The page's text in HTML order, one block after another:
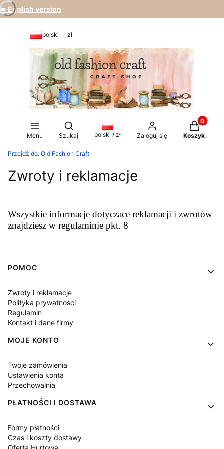
➡️ English version
polski zł
Menu
Otwórz wyszukiwarkę
Szukaj polski / zł Zaloguj się
Produkty
Koszyk
Przejdź do: Old Fashion Craft
Zwroty i reklamacje
Wszystkie informacje dotyczace reklamacji i zwrotów
znajdziesz w regulaminie pkt. 8
Linki w stopce
POMOC
Zwroty i reklamacje
Polityka prywatności
Regulamin
Kontakt i dane firmy
MOJE KONTO
Twoje zamówienia
Ustawienia konta
Przechowalnia
PŁATNOŚCI I DOSTAWA
Formy płatności
Czas i koszty dostawy